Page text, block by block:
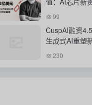
背后的豪赌
99
CuspAI融资
生成式AI重塑
工业研发体系
230